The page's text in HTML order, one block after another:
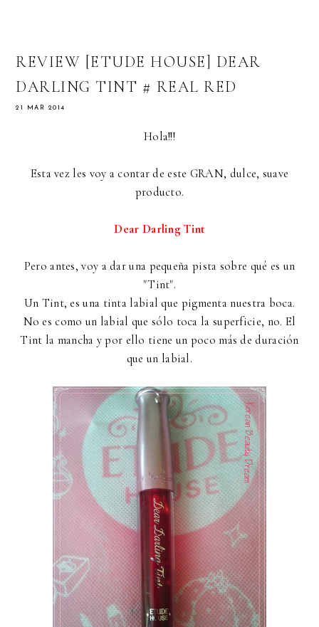
REVIEW [ETUDE HOUSE] DEAR
DARLING TINT # REAL RED
21 MAR 2014
Hola!!!
Esta vez les voy a contar de este GRAN, dulce, suave
producto.
Dear Darling Tint
Pero antes, voy a dar una pequeña pista sobre qué es un
"Tint".
Un Tint, es una tinta labial que pigmenta nuestra boca.
No es como un labial que sólo toca la superficie, no. El
Tint la mancha y por ello tiene un poco más de duración
que un labial.